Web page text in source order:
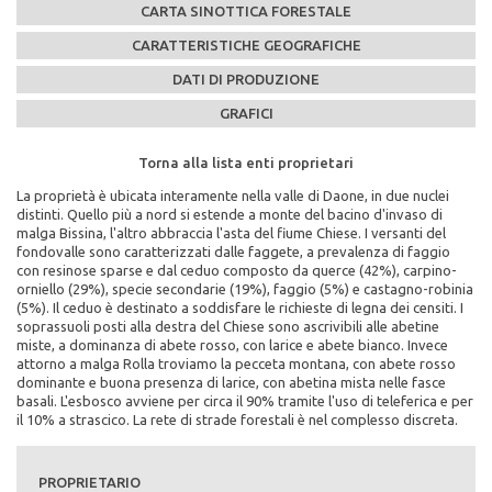
CARTA SINOTTICA FORESTALE
CARATTERISTICHE GEOGRAFICHE
DATI DI PRODUZIONE
GRAFICI
Torna alla lista enti proprietari
La proprietà è ubicata interamente nella valle di Daone, in due nuclei
distinti. Quello più a nord si estende a monte del bacino d'invaso di
malga Bissina, l'altro abbraccia l'asta del fiume Chiese. I versanti del
fondovalle sono caratterizzati dalle faggete, a prevalenza di faggio
con resinose sparse e dal ceduo composto da querce (42%), carpino-
orniello (29%), specie secondarie (19%), faggio (5%) e castagno-robinia
(5%). Il ceduo è destinato a soddisfare le richieste di legna dei censiti. I
soprassuoli posti alla destra del Chiese sono ascrivibili alle abetine
miste, a dominanza di abete rosso, con larice e abete bianco. Invece
attorno a malga Rolla troviamo la pecceta montana, con abete rosso
dominante e buona presenza di larice, con abetina mista nelle fasce
basali. L'esbosco avviene per circa il 90% tramite l'uso di teleferica e per
il 10% a strascico. La rete di strade forestali è nel complesso discreta.
PROPRIETARIO
Torna alla lista enti proprietari
Scarica la mappa sinottica forestale del comune di
Comune di Daone
cliccando qui
Torna alla lista enti proprietari
Caratteristiche Stazionali:
Altitudine Minima: 700
Altitudine Massima: 1900
Altitudine Prevalente: 1263
Esposizione: nord/est, sud/ovest
Caratteristiche Geologiche:
Substrato Geologico: calcari, arenarie
Torna alla lista enti proprietari
PEFC n°:
PEFC/18-21-02/134
Scadenza del piano di assestamento:
2001-2010
Superficie di proprietà totale (in ettari):
4227
Superficie della fustaia di produzione (in ettari):
1058
latifoglie 8%
Torna alla lista enti proprietari
Massa legnosa ad ettaro: